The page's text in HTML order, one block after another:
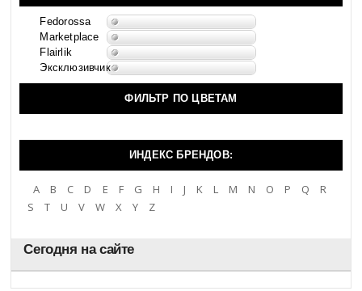
Fedorossa
Marketplace
Flairlik
Эксклюзивчик
ФИЛЬТР ПО ЦВЕТАМ
ИНДЕКС БРЕНДОВ:
A B C D E F G H I J K L M N O P Q
R
S
T U V W X Y Z
Сегодня на сайте